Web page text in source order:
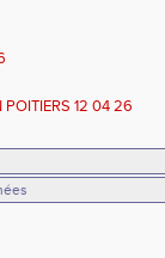
12 04 26